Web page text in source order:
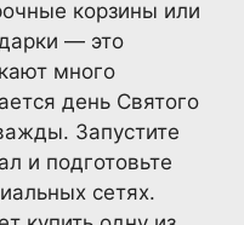
корзины или
— это
много
день Святого
Запустите
и подготовьте
сетях.